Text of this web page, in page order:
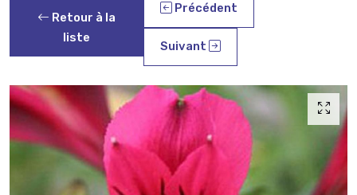
Retour à la
liste
Précédent
Suivant